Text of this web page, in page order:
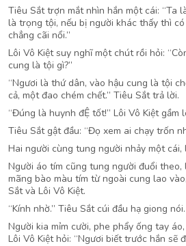
Tiêu Sắt trợn mắt nhìn hắn một cái: “Ta
là trọng tội, nếu bị người khác thấy thì
chẳng cãi nổi.”
Lôi Vô Kiệt suy nghĩ một chút rồi hỏi:
cung là tội gì?”
“Ngươi là thứ dân, vào hậu cung là tội
cả, một đao chém chết.” Tiêu Sắt trả lời.
“Đúng là huynh đỆ tốt!” Lôi Vô Kiệt gầm
Tiêu Sắt gật đầu: “Đọ xem ai chạy trốn
Hai người cùng tung người nhảy một cái,
Người áo tím cũng tung người đuổi theo,
mãng bào màu tím từ ngoài cung lao
Sắt và Lôi Vô Kiệt.
“Kính nhờ.” Tiêu Sắt cúi đầu hạ giong nói.
Người kia mỉm cười, phe phẩy ống tay
Lôi Vô Kiệt hỏi: “Ngươi biết trước hắn sẽ